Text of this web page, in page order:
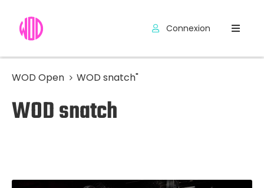
Hyrox
Programmes
Outils
Connexion
WOD Open WOD snatch"
WOD snatch